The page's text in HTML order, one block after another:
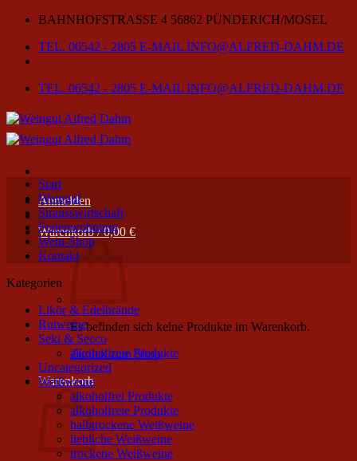
Zum
springen
BAHNHOFSTRASSE 4 56862 PÜNDERICH/MOSEL
TEL. 06542 - 2805 E-MAIL INFO@ALFRED-DAHM.DE
TEL. 06542 - 2805 E-MAIL INFO@ALFRED-DAHM.DE
Anmelden
Warenkorb /0,00 €
Es befinden sich keine Produkte im Warenkorb.
Zurück zum Shop
Warenkorb
Start
Weingut
Strausswirtschaft
Ferienwohnung
Wein-Shop
Kontakt
Kategorien
Likör & Edelbrände
Rotweine
Sekt & Secco
alkoholfreie Produkte
Uncategorized
Weißweine
alkoholfrei Produkte
alkoholfreie Produkte
halbtrockene Weißweine
liebliche Weißweine
trockene Weißweine